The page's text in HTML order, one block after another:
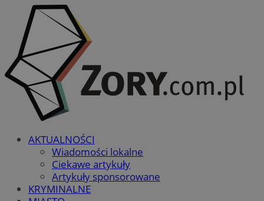
AKTUALNOŚCI
Wiadomości lokalne
Ciekawe artykuły
Artykuły sponsorowane
KRYMINALNE